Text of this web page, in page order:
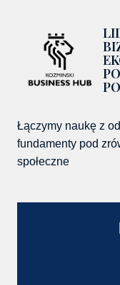
Łączymy naukę z
fundamenty pod
społeczne